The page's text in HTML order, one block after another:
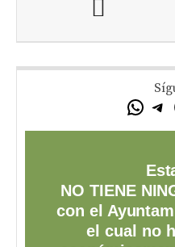
NO TIENE
con el
el cual no